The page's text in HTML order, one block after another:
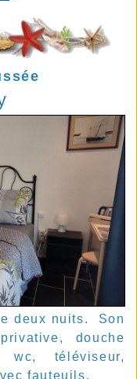
deux nuits. Son
douche
wc, téléviseur,
fauteuils.